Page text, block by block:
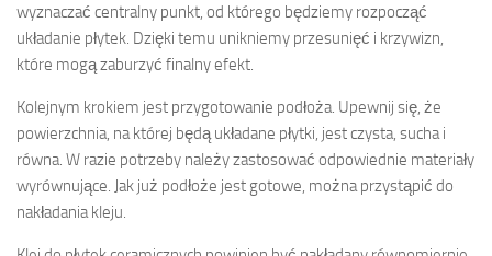
wyznaczać centralny punkt, od którego będziemy rozpocząć
układanie płytek. Dzięki temu unikniemy przesunięć i krzywizn,
które mogą zaburzyć finalny efekt.
Kolejnym krokiem jest przygotowanie podłoża. Upewnij się, że
powierzchnia, na której będą układane płytki, jest czysta, sucha i
równa. W razie potrzeby należy zastosować odpowiednie materiały
wyrównujące. Jak już podłoże jest gotowe, można przystąpić do
nakładania kleju.